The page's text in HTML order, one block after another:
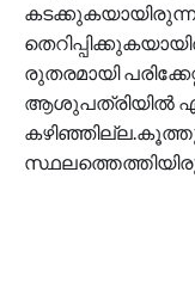
രുതരമായി
ആശുപത്രിയിൽ